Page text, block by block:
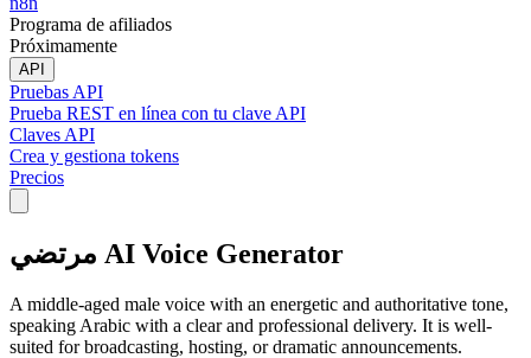
Programa de afiliados
Próximamente
API
Pruebas API
Prueba REST en línea con tu clave API
Claves API
Crea y gestiona tokens
Precios
مرتضي AI Voice Generator
A middle-aged male voice with an energetic and authoritative tone,
speaking Arabic with a clear and professional delivery. It is well-
suited for broadcasting, hosting, or dramatic announcements.